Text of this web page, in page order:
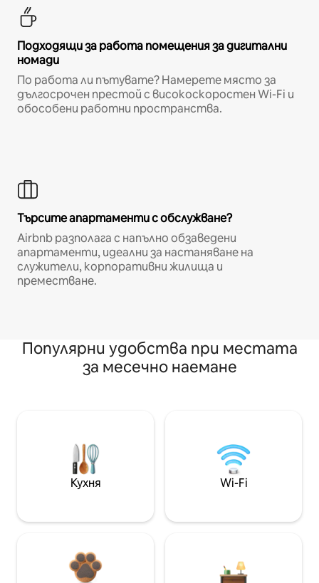
Подходящи за работа помещения за дигитални
номади
По работа ли пътувате? Намерете място за
дългосрочен престой с високоскоростен Wi-Fi и
обособени работни пространства.
Търсите апартаменти с обслужване?
Airbnb разполага с напълно обзаведени
апартаменти, идеални за настаняване на
служители, корпоративни жилища и
преместване.
Популярни удобства при местата
за месечно наемане
Кухня Wi-Fi